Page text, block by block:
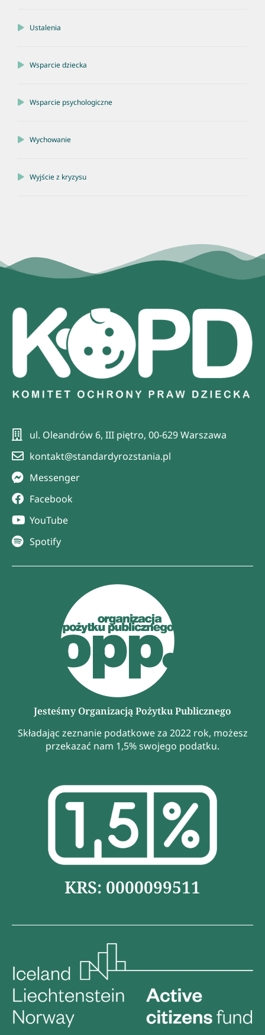
Ustalenia
Wsparcie dziecka
Wsparcie psychologiczne
Wychowanie
Wyjście z kryzysu
ul. Oleandrów 6, III piętro, 00-629 Warszawa
kontakt@standardyrozstania.pl
Messenger
Facebook
YouTube
Spotify
Jesteśmy Organizacją Pożytku Publicznego
Składając zeznanie podatkowe za 2022 rok, możesz
przekazać nam 1,5% swojego podatku.
KRS: 0000099511